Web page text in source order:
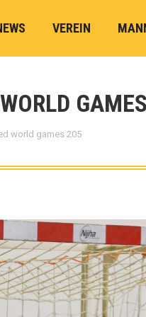
VEREIN
world games 205